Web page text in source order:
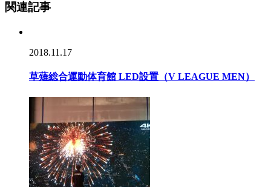
関連記事
2018.11.17
草薙総合運動体育館 LED設置（V LEAGUE MEN）